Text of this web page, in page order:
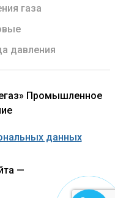
газа
давления
Промышленное
данных
—